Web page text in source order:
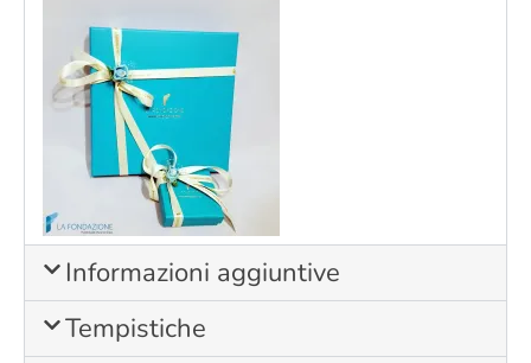
Informazioni aggiuntive
Tempistiche